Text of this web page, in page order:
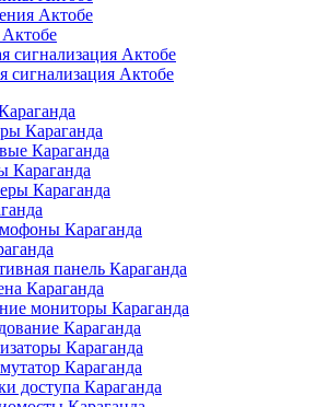
Актобе
сигнализация Актобе
сигнализация Актобе
Караганда
Караганда
Караганда
Караганда
Караганда
панель Караганда
Караганда
мониторы Караганда
Караганда
Караганда
Караганда
доступа Караганда